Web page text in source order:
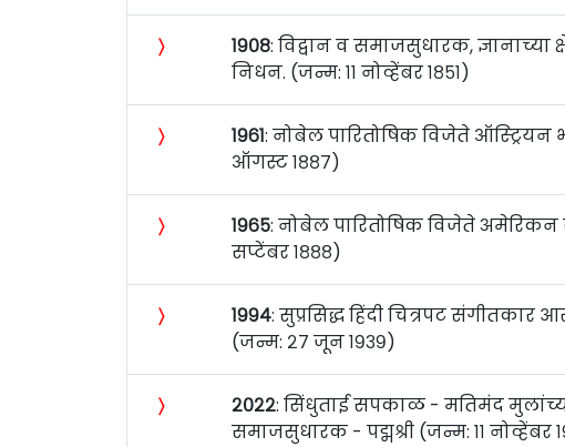
〉 १९०८: विद्वान व समाजसुधारक, ज्ञानाच्या
निधन. (जन्म: ११ नोव्हेंबर १८५१)
〉 १९६१: नोबेल पारितोषिक विजेते ऑस्ट्रियन
ऑगस्ट १८८७)
〉 १९६५: नोबेल पारितोषिक विजेते
सप्टेंबर १८८८)
〉 १९९४: सुप्रसिद्ध हिंदी चित्रपट
(जन्म: २७ जून १९३९)
〉 २०२२: सिंधुताई सपकाळ - मतिमंद
समाजसुधारक - पद्मश्री (जन्म: ११ नोव्हेंबर